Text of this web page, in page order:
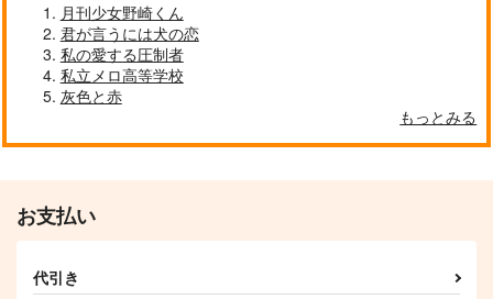
Romancia02
2,292円 （税込）
シグルド
FGOアンブレラマー
月刊少女野崎くん
君が言うには犬の恋
私の愛する圧制者
私立メロ高等学校
灰色と赤
もっとみる
お支払い
代引き